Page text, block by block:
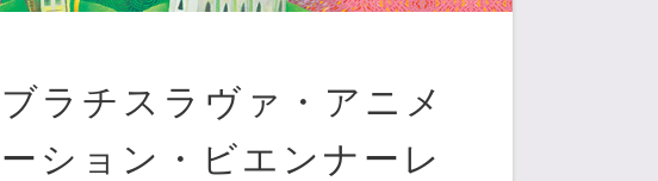
ブラチスラヴァ・アニメ
ーション・ビエンナーレ